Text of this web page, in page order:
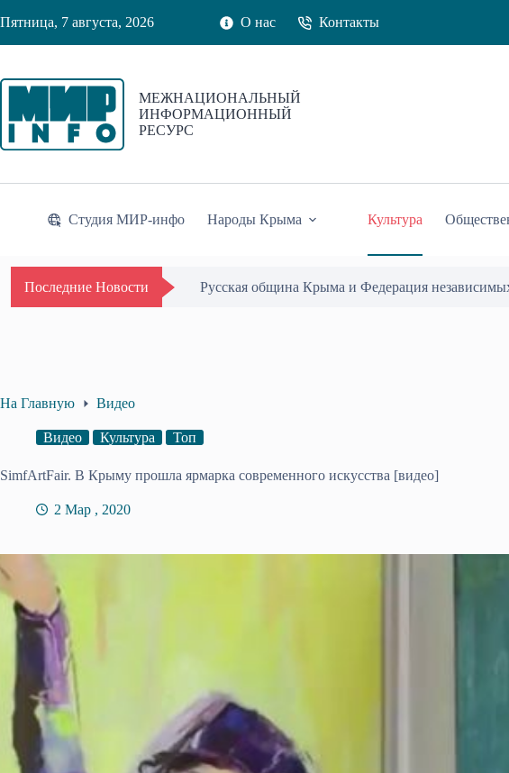
к
Пятница, 7 августа, 2026 О нас Контакты
МЕЖНАЦИОНАЛЬНЫЙ
ИНФОРМАЦИОННЫЙ
РЕСУРС
Студия МИР-инфо Народы Крыма Культура
Последние Новости Русская община Крыма и Федерация
На Главную Видео
Видео Культура Топ
SimfArtFair. В Крыму прошла ярмарка современного искусства [видео]
2 Мар , 2020